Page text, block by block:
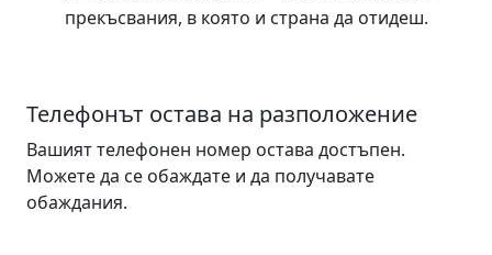
прекъсвания, в която и страна да отидеш.
Телефонът остава на разположение
Вашият телефонен номер остава достъпен.
Можете да се обаждате и да получавате
обаждания.